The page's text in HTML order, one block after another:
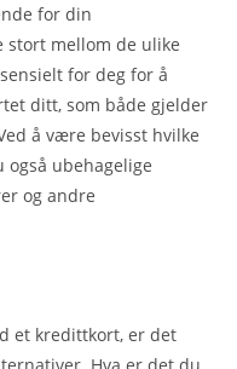
for din
stort mellom de ulike
for deg for å
ditt, som både gjelder
å være bevisst hvilke
ubehagelige
og andre
et kredittkort, er det
Hva er det du